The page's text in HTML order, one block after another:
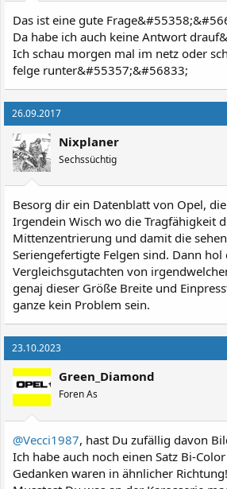
Das ist eine gute
Da habe ich auch keine Antwort
Ich schau morgen mal im netz oder
felge runter&#55357;&#56833;
26.09.2017
Nixplaner
Sechssüchtig
Besorg dir ein Datenblatt von Opel,
Irgendein Wisch wo die Tragfähigkeit
Mittenzentrierung und damit die
Seriengefertigte Felgen sind. Dann hol
Vergleichsgutachten von
genaj dieser Größe Breite und
ganze kein Problem sein.
23.10.2023
Green_Diamond
Foren As
@Vecci1987, hast Du zufällig davon
Ich habe auch noch einen Satz Bi-
Gedanken waren in ähnlicher Richtung!